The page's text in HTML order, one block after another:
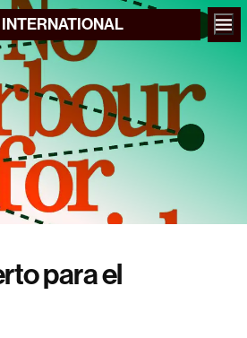
INTERNATIONAL
para el